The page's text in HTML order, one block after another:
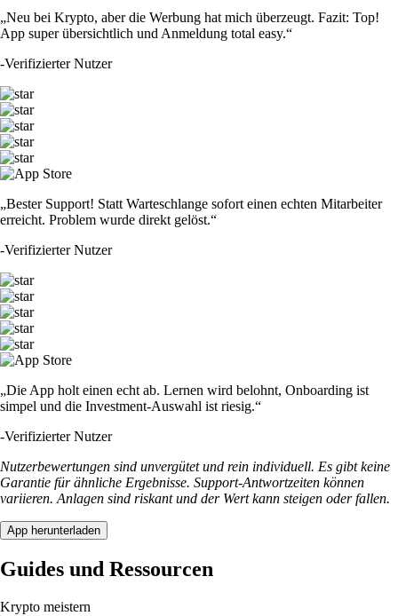
„Neu bei Krypto, aber die Werbung hat mich überzeugt. Fazit: Top!
App super übersichtlich und Anmeldung total easy.“
-Verifizierter Nutzer
„Bester Support! Statt Warteschlange sofort einen echten Mitarbeiter
erreicht. Problem wurde direkt gelöst.“
-Verifizierter Nutzer
„Die App holt einen echt ab. Lernen wird belohnt, Onboarding ist
simpel und die Investment-Auswahl ist riesig.“
-Verifizierter Nutzer
Nutzerbewertungen sind unvergütet und rein individuell. Es gibt keine
Garantie für ähnliche Ergebnisse. Support-Antwortzeiten können
variieren. Anlagen sind riskant und der Wert kann steigen oder fallen.
App herunterladen
Guides und Ressourcen
Krypto meistern